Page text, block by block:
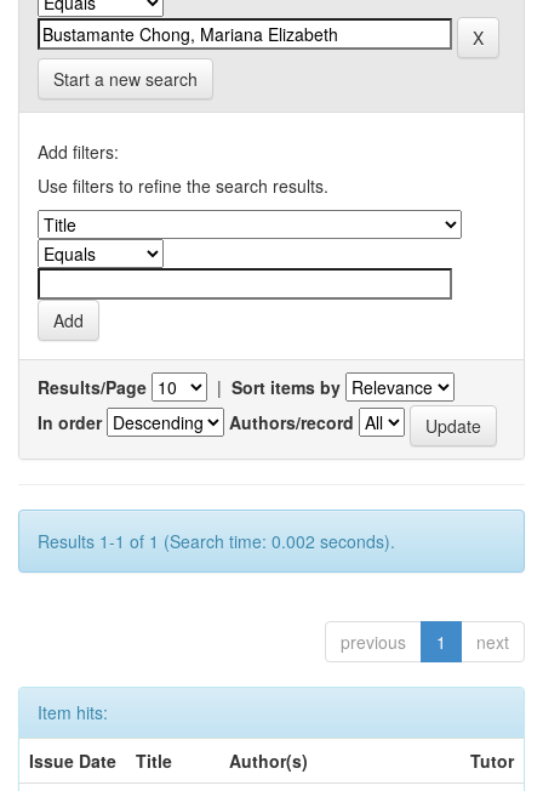
Start a new search
Add filters:
Use filters to refine the search results.
Results/Page | Sort items by
In order
Authors/record
Results 1-1 of 1 (Search time: 0.002 seconds).
previous 1 next
Item hits:
Issue Date
Title Author(s)
Tutor